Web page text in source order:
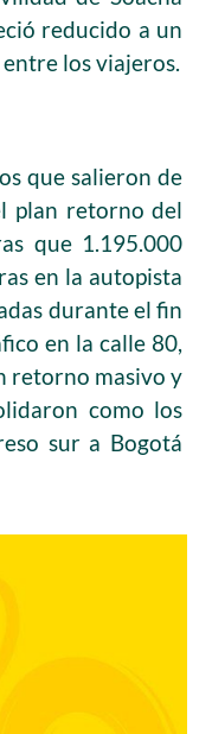
reducido a un
los viajeros.
que salieron de
plan retorno del
que 1.195.000
en la autopista
durante el fin
en la calle 80,
retorno masivo y
como los
sur a Bogotá